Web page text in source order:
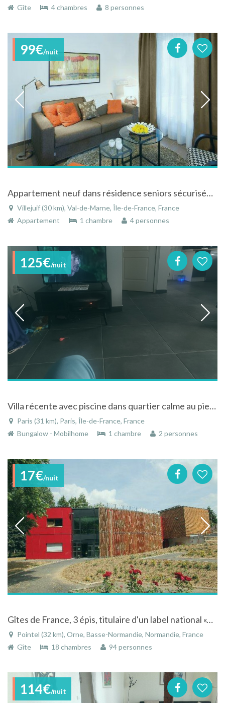
Gîte
4 chambres 8 personnes
99€/nuit
Appartement neuf dans résidence seniors sécurisée à Villejuif dans le Val-de-Marne en Ile-de-France
Villejuif (30 km), Val-de-Marne, Île-de-France, France
Appartement
1 chambre 4 personnes
125€/nuit
Villa récente avec piscine dans quartier calme au pied des Cévennes Gardoises
Paris (31 km), Paris, Île-de-France, France
Bungalow - Mobilhome
1 chambre 2 personnes
17€/nuit
Gîtes de France, 3 épis, titulaire d'un label national «Tourisme & Handicap » MFR Pointel
Pointel (32 km), Orne, Basse-Normandie, Normandie, France
Gîte
18 chambres 94 personnes
114€/nuit